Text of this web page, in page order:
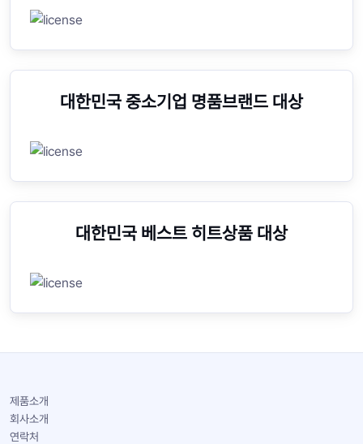
대한민국 중소기업 명품브랜드 대상
대한민국 베스트 히트상품 대상
제품소개
회사소개
연락처